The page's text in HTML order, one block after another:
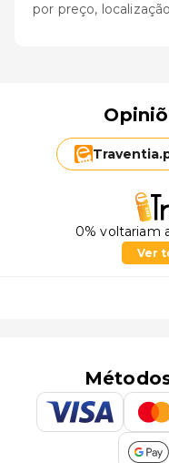
por preço,
Traventia.
0% voltariam
Ver